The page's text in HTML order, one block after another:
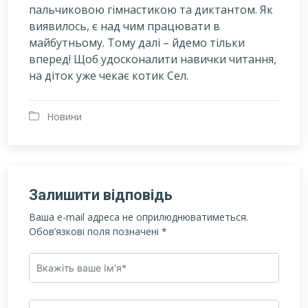
пальчиковою гімнастикою та диктантом. Як
виявилось, є над чим працювати в
майбутньому. Тому далі – йдемо тільки
вперед! Щоб удосконалити навички читання,
на діток уже чекає котик Сел.
Новини
Залишити відповідь
Ваша e-mail адреса не оприлюднюватиметься.
Обов’язкові поля позначені *